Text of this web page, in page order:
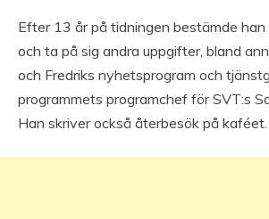
Efter 13 år på tidningen bestämde
och ta på sig andra uppgifter, bland
och Fredriks nyhetsprogram och
programmets programchef för SVT:s
Han skriver också återbesök på kaféet.